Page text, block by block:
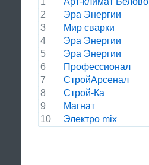
2
Эра Энергии
3
Мир сварки
4
Эра Энергии
5
Эра Энергии
6
Профессионал
7
СтройАрсенал
8
Строй-Ка
9
Магнат
10
Электро mix